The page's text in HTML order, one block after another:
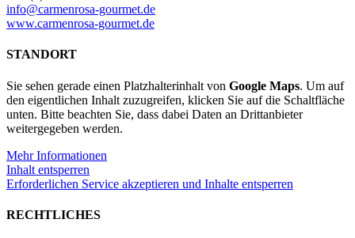
info@carmenrosa-gourmet.de
www.carmenrosa-gourmet.de
STANDORT
Sie sehen gerade einen Platzhalterinhalt von Google Maps. Um auf
den eigentlichen Inhalt zuzugreifen, klicken Sie auf die Schaltfläche
unten. Bitte beachten Sie, dass dabei Daten an Drittanbieter
weitergegeben werden.
Mehr Informationen
Inhalt entsperren
Erforderlichen Service akzeptieren und Inhalte entsperren
RECHTLICHES